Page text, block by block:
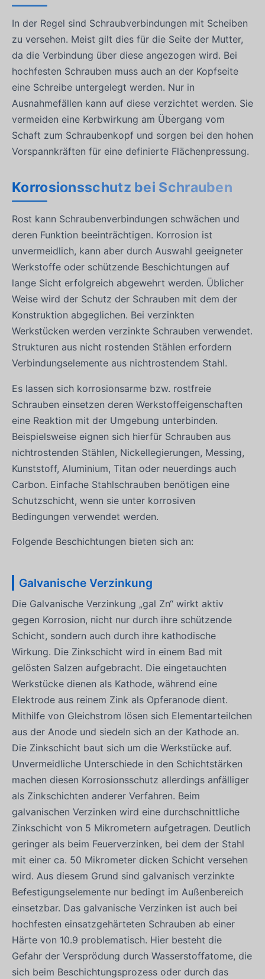
In der Regel sind Schraubverbindungen mit Scheiben
zu versehen. Meist gilt dies für die Seite der Mutter,
da die Verbindung über diese angezogen wird. Bei
hochfesten Schrauben muss auch an der Kopfseite
eine Schreibe untergelegt werden. Nur in
Ausnahmefällen kann auf diese verzichtet werden. Sie
vermeiden eine Kerbwirkung am Übergang vom
Schaft zum Schraubenkopf und sorgen bei den hohen
Vorspannkräften für eine definierte Flächenpressung.
Korrosionsschutz bei Schrauben
Rost kann Schraubenverbindungen schwächen und
deren Funktion beeinträchtigen. Korrosion ist
unvermeidlich, kann aber durch Auswahl geeigneter
Werkstoffe oder schützende Beschichtungen auf
lange Sicht erfolgreich abgewehrt werden. Üblicher
Weise wird der Schutz der Schrauben mit dem der
Konstruktion abgeglichen. Bei verzinkten
Werkstücken werden verzinkte Schrauben verwendet.
Strukturen aus nicht rostenden Stählen erfordern
Verbindungselemente aus nichtrostendem Stahl.
Es lassen sich korrosionsarme bzw. rostfreie
Schrauben einsetzen deren Werkstoffeigenschaften
eine Reaktion mit der Umgebung unterbinden.
Beispielsweise eignen sich hierfür Schrauben aus
nichtrostenden Stählen, Nickellegierungen, Messing,
Kunststoff, Aluminium, Titan oder neuerdings auch
Carbon. Einfache Stahlschrauben benötigen eine
Schutzschicht, wenn sie unter korrosiven
Bedingungen verwendet werden.
Folgende Beschichtungen bieten sich an:
Galvanische Verzinkung
Die Galvanische Verzinkung „gal Zn“ wirkt aktiv
gegen Korrosion, nicht nur durch ihre schützende
Schicht, sondern auch durch ihre kathodische
Wirkung. Die Zinkschicht wird in einem Bad mit
gelösten Salzen aufgebracht. Die eingetauchten
Werkstücke dienen als Kathode, während eine
Elektrode aus reinem Zink als Opferanode dient.
Mithilfe von Gleichstrom lösen sich Elementarteilchen
aus der Anode und siedeln sich an der Kathode an.
Die Zinkschicht baut sich um die Werkstücke auf.
Unvermeidliche Unterschiede in den Schichtstärken
machen diesen Korrosionsschutz allerdings anfälliger
als Zinkschichten anderer Verfahren. Beim
galvanischen Verzinken wird eine durchschnittliche
Zinkschicht von 5 Mikrometern aufgetragen. Deutlich
geringer als beim Feuerverzinken, bei dem der Stahl
mit einer ca. 50 Mikrometer dicken Schicht versehen
wird. Aus diesem Grund sind galvanisch verzinkte
Befestigungselemente nur bedingt im Außenbereich
einsetzbar. Das galvanische Verzinken ist auch bei
hochfesten einsatzgehärteten Schrauben ab einer
Härte von 10.9 problematisch. Hier besteht die
Gefahr der Versprödung durch Wasserstoffatome, die
sich beim Beschichtungsprozess oder durch das